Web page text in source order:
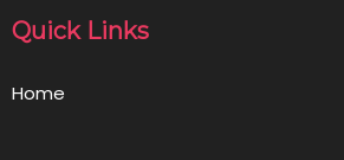
Quick Links
Home